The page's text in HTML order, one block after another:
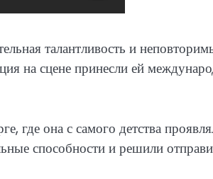
талантливость и
на сцене принесли ей
где она с самого детства
способности и решили